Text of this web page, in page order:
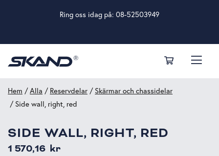
Ring oss idag på: 08-52503949
Hem /Alla / Reservdelar / Skärmar och chassidelar
/ Side wall, right, red
SIDE WALL, RIGHT, RED
1 570,16 kr